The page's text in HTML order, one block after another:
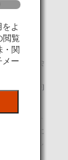
クラブ会
きる
ルをご予約
カウント
を貯めた
をお探し
しの方
よ
閲覧
・関
メー